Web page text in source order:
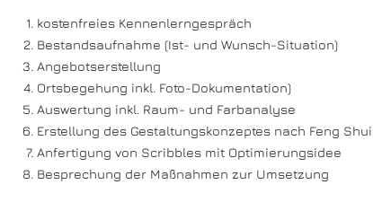
kostenfreies Kennenlerngespräch
Bestandsaufnahme (Ist- und Wunsch-Situation)
Angebotserstellung
Ortsbegehung inkl. Foto-Dokumentation)
Auswertung inkl. Raum- und Farbanalyse
Erstellung des Gestaltungskonzeptes nach Feng Shui
Anfertigung von Scribbles mit Optimierungsidee
Besprechung der Maßnahmen zur Umsetzung